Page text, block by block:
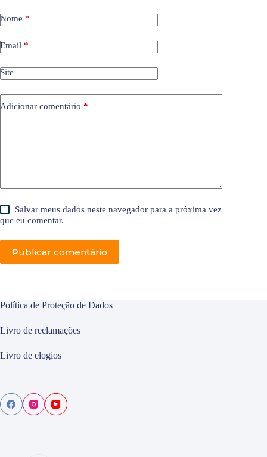
Nome *
Email *
Site
Adicionar comentário *
Salvar meus dados neste navegador para a próxima vez
que eu comentar.
Publicar comentário
Política de Proteção de Dados
Livro de reclamações
Livro de elogios